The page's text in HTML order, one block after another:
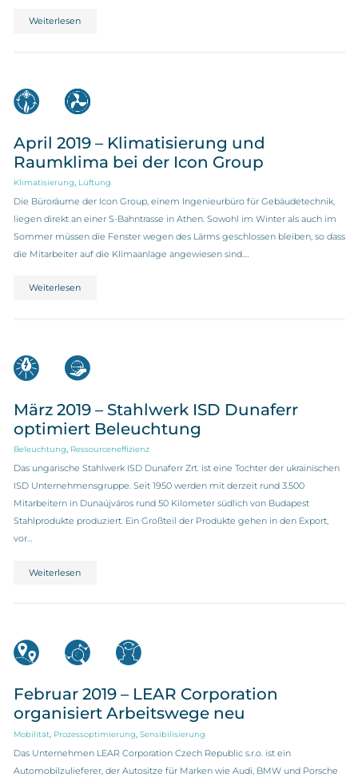
Weiterlesen
April 2019 – Klimatisierung und
Raumklima bei der Icon Group
Klimatisierung Lüftung
Die Büroräume der Icon Group, einem Ingenieurbüro für Gebäudetechnik,
liegen direkt an einer S-Bahntrasse in Athen. Sowohl im Winter als auch im
Sommer müssen die Fenster wegen des Lärms geschlossen bleiben, so dass
die Mitarbeiter auf die Klimaanlage angewiesen sind.…
Weiterlesen
März 2019 – Stahlwerk ISD Dunaferr
optimiert Beleuchtung
Beleuchtung, Ressourceneffizienz
Das ungarische Stahlwerk ISD Dunaferr Zrt. ist eine Tochter der ukrainischen
ISD Unternehmensgruppe. Seit 1950 werden mit derzeit rund 3.500
Mitarbeitern in Dunaújváros rund 50 Kilometer südlich von Budapest
Stahlprodukte produziert. Ein Großteil der Produkte gehen in den Export,
vor…
Weiterlesen
Februar 2019 – LEAR Corporation
organisiert Arbeitswege neu
Mobilität Prozessoptimierung Sensibilisierung
Das Unternehmen LEAR Corporation Czech Republic s.r.o. ist ein
Automobilzulieferer, der Autositze für Marken wie Audi, BMW und Porsche